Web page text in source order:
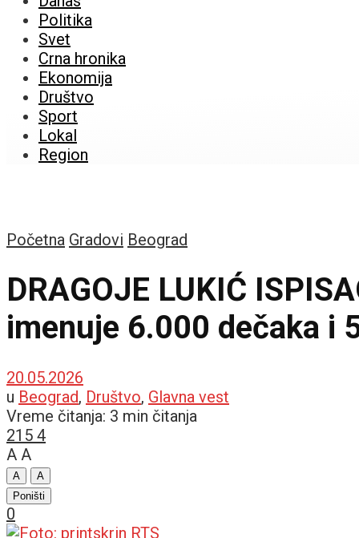
Politika
Svet
Crna hronika
Ekonomija
Društvo
Sport
Lokal
Region
Početna Gradovi Beograd
DRAGOJE LUKIĆ
imenuje 6.000 dečaka i
20.05.2026
u Beograd, Društvo, Glavna vest
Vreme čitanja: 3 min čitanja
215 4
A A
A
A
Poništi
0